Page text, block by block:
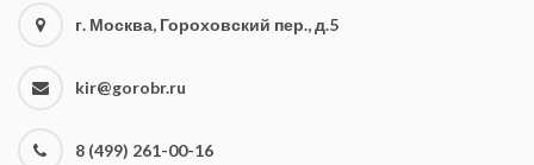
г. Москва, Гороховский пер., д.5
kir@gorobr.ru
8 (499) 261-00-16